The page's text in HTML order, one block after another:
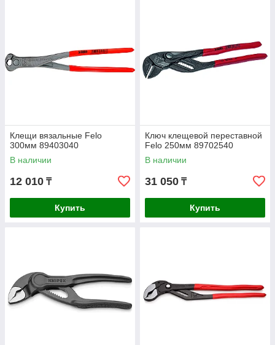
Клещи вязальные Felo
300мм 89403040
В наличии
12 010 ₸
Купить
Ключ клещевой переставной
Felo 250мм 89702540
В наличии
31 050 ₸
Купить